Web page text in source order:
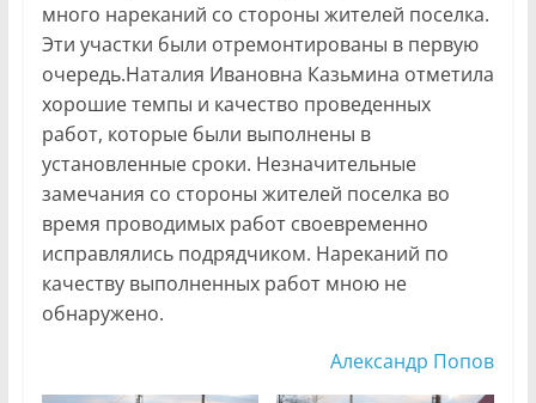
много нареканий со стороны жителей поселка.
Эти участки были отремонтированы в первую
очередь.Наталия Ивановна Казьмина отметила
хорошие темпы и качество проведенных
работ, которые были выполнены в
установленные сроки. Незначительные
замечания со стороны жителей поселка во
время проводимых работ своевременно
исправлялись подрядчиком. Нареканий по
качеству выполненных работ мною не
обнаружено.
Александр Попов